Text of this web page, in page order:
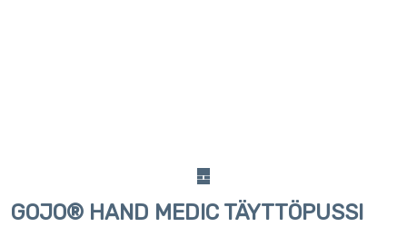
GOJO® HAND MEDIC TÄYTTÖPUSSI